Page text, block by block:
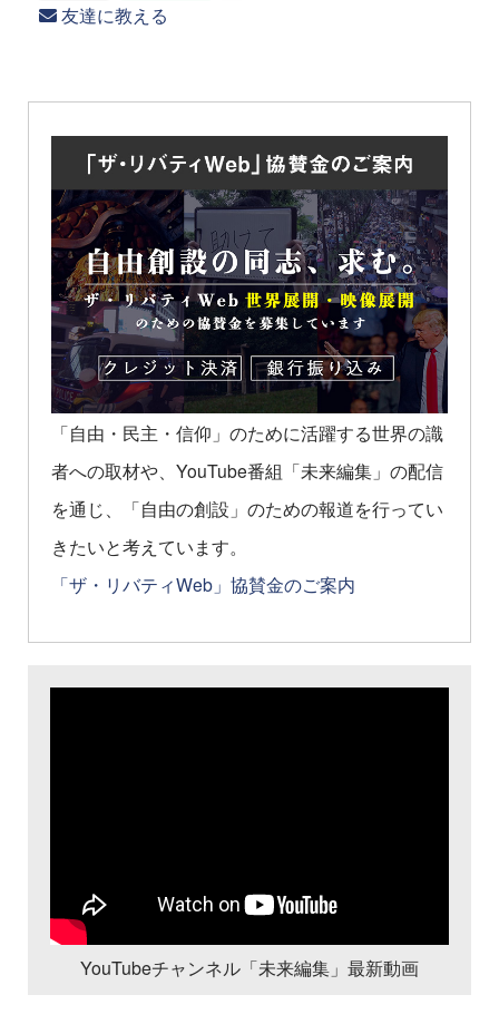
友達に教える
「自由・民主・信仰」のために活躍する世界の識
者への取材や、YouTube番組「未来編集」の配信
を通じ、「自由の創設」のための報道を行ってい
きたいと考えています。
「ザ・リバティWeb」協賛金のご案内
YouTubeチャンネル「未来編集」最新動画